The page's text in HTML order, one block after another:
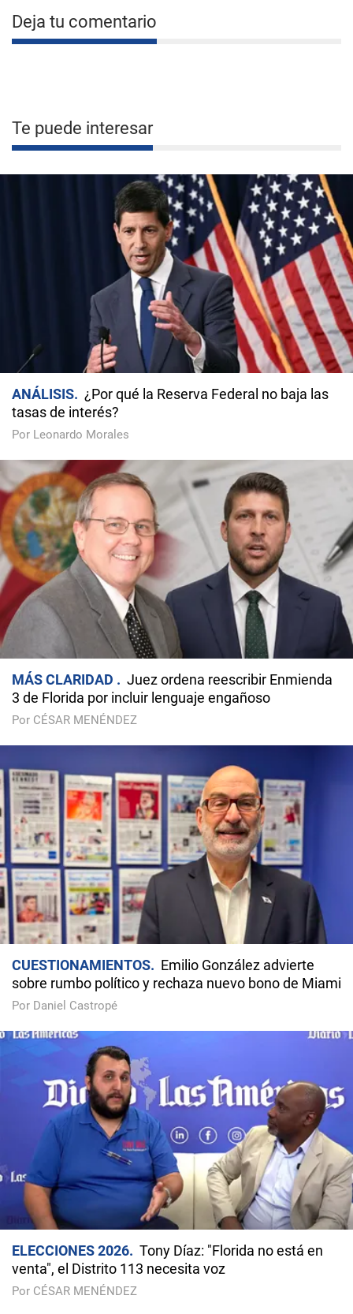
Deja tu comentario
Te puede interesar
ANÁLISIS
¿Por qué la Reserva Federal no baja las
tasas de interés?
Por Leonardo Morales
MÁS CLARIDAD
Juez ordena reescribir Enmienda
3 de Florida por incluir lenguaje engañoso
Por CÉSAR MENÉNDEZ
CUESTIONAMIENTOS
Emilio González advierte
sobre rumbo político y rechaza nuevo bono de Miami
Por Daniel Castropé
ELECCIONES 2026
Tony Díaz: "Florida no está en
venta", el Distrito 113 necesita voz
Por CÉSAR MENÉNDEZ